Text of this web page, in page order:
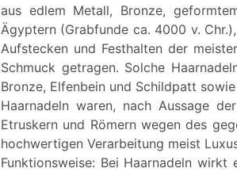
aus edlem Metall, Bronze,
Ägyptern (Grabfunde ca. 4000 v.
Aufstecken und Festhalten der
Schmuck getragen. Solche
Bronze, Elfenbein und Schildpatt
Haarnadeln waren, nach Aussage
Etruskern und Römern wegen des
hochwertigen Verarbeitung meist
Funktionsweise: Bei Haarnadeln